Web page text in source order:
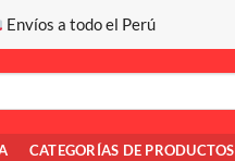
Envíos a todo el Perú
CATEGORÍAS DE PRODUCTOS